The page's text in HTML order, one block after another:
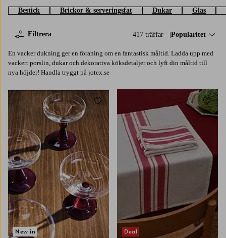
Bestick Brickor & serveringsfat Dukar Glas
417 träffar Sortera på:
Popularitet
Filtrera
En vacker dukning ger en föraning om en fantastisk måltid. Ladda upp med
vackert porslin, dukar och dekorativa köksdetaljer och lyft din måltid till
nya höjder! Handla tryggt på jotex.se
New in
Lägg till i favoriter
Deal
Lägg